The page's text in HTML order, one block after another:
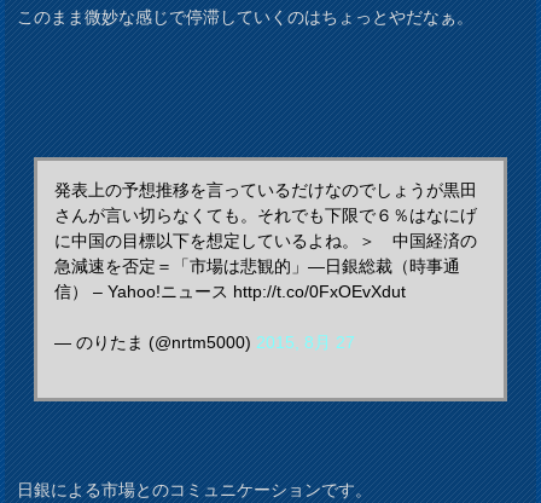
このまま微妙な感じで停滞していくのはちょっとやだなぁ。
発表上の予想推移を言っているだけなのでしょうが黒田
さんが言い切らなくても。それでも下限で６％はなにげ
に中国の目標以下を想定しているよね。＞ 中国経済の
急減速を否定＝「市場は悲観的」―日銀総裁（時事通
信） – Yahoo!ニュース http://t.co/0FxOEvXdut
— のりたま (@nrtm5000) 2015, 8月 27
日銀による市場とのコミュニケーションです。